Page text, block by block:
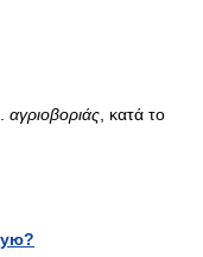
αγριοβοριάς , κατά το